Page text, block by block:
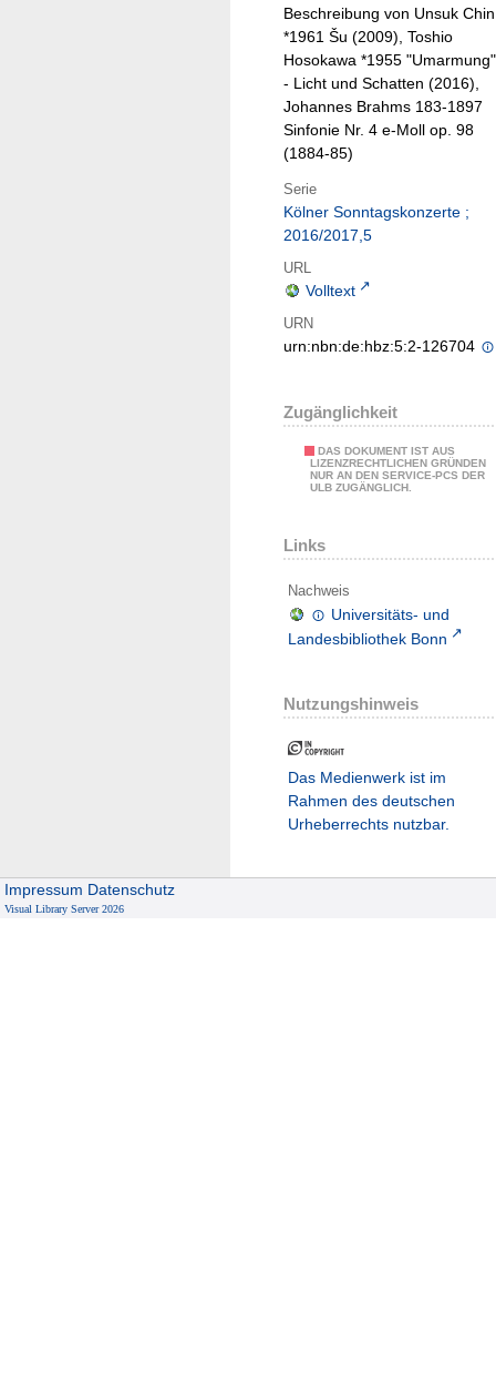
Beschreibung von Unsuk Chin
*1961 Šu (2009), Toshio
Hosokawa *1955 "Umarmung"
- Licht und Schatten (2016),
Johannes Brahms 183-1897
Sinfonie Nr. 4 e-Moll op. 98
(1884-85)
Serie
Kölner Sonntagskonzerte ;
2016/2017,5
URL
Volltext
URN
urn:nbn:de:hbz:5:2-126704
Zugänglichkeit
DAS DOKUMENT IST AUS
LIZENZRECHTLICHEN GRÜNDEN
NUR AN DEN SERVICE-PCS DER
ULB ZUGÄNGLICH.
Links
Nachweis
Universitäts- und
Landesbibliothek Bonn
Nutzungshinweis
Das Medienwerk ist im
Rahmen des deutschen
Urheberrechts nutzbar.
Impressum Datenschutz
Visual Library Server 2026